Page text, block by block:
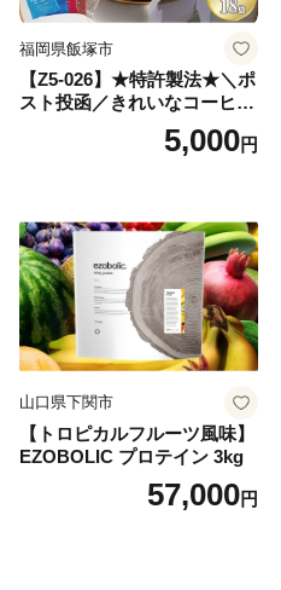
福岡県飯塚市
【Z5-026】★特許製法★＼ポ
スト投函／きれいなコーヒー
ドリップバッグ9種セット(18
袋)ゆうパケットでお届け！
5,000円
山口県下関市
【トロピカルフルーツ風味】
EZOBOLIC プロテイン 3kg
57,000円